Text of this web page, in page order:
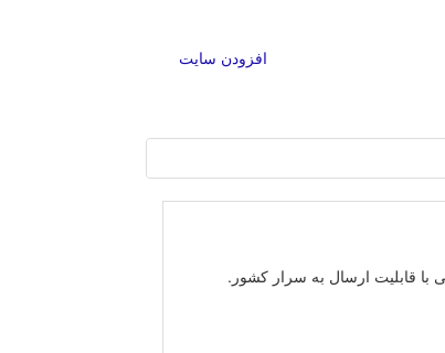
افزودن سایت
با قابلیت ارسال به سرار کشور.